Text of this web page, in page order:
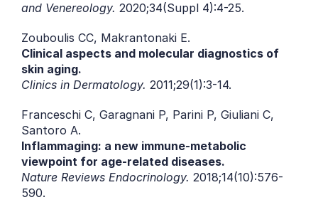
and Venereology. 2020;34(Suppl 4):4-25.
Zouboulis CC, Makrantonaki E.
Clinical aspects and molecular diagnostics of
skin aging.
Clinics in Dermatology. 2011;29(1):3-14.
Franceschi C, Garagnani P, Parini P, Giuliani C,
Santoro A.
Inflammaging: a new immune-metabolic
viewpoint for age-related diseases.
Nature Reviews Endocrinology. 2018;14(10):576-
590.